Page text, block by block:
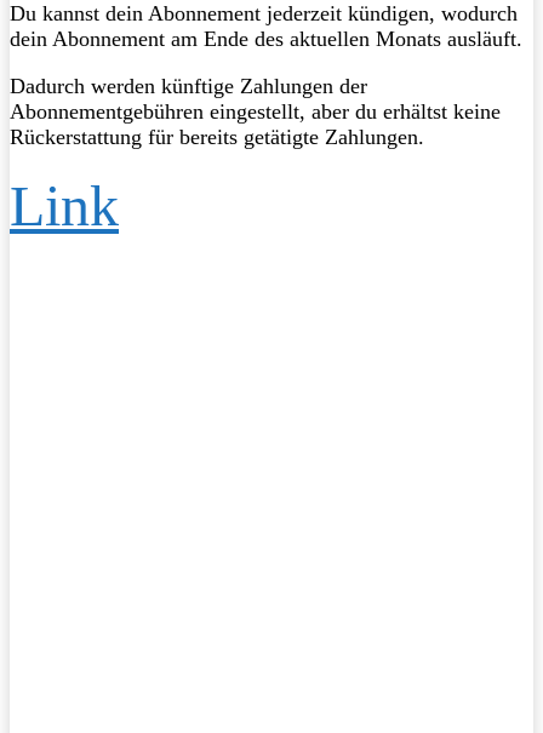
Du kannst dein Abonnement jederzeit kündigen, wodurch
dein Abonnement am Ende des aktuellen Monats ausläuft.
Dadurch werden künftige Zahlungen der
Abonnementgebühren eingestellt, aber du erhältst keine
Rückerstattung für bereits getätigte Zahlungen.
Link